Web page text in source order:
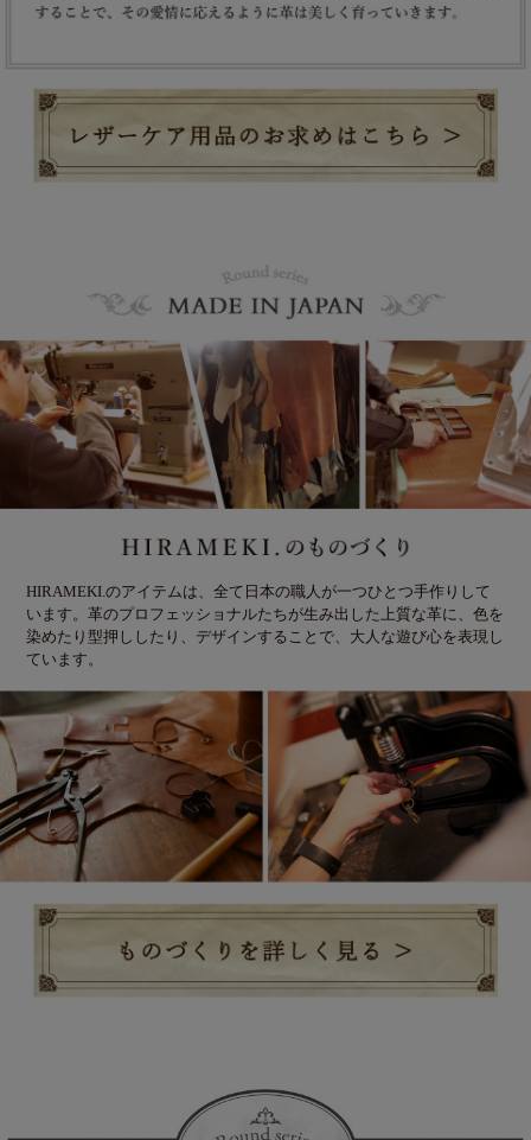
HIRAMEKI.のアイテムは、全て日本の職人が一つひとつ手作りして
います。革のプロフェッショナルたちが生み出した上質な革に、色を
染めたり型押ししたり、デザインすることで、大人な遊び心を表現し
ています。